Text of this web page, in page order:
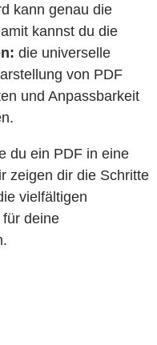
kann genau die
kannst du die
die universelle
von PDF
und Anpassbarkeit
du ein PDF in eine
zeigen dir die Schritte
vielfältigen
deine